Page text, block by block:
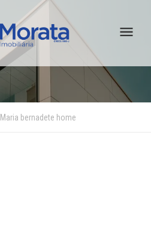
Maria bernadete home